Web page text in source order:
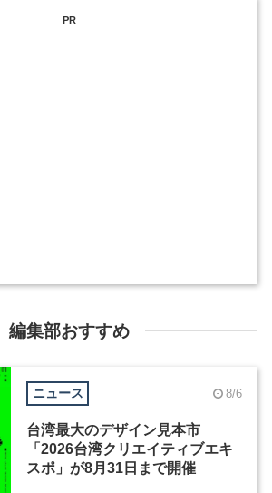
PR
編集部おすすめ
ニュース 8/6
台湾最大のデザイン見本市
「2026台湾クリエイティブエキ
スポ」が8月31日まで開催